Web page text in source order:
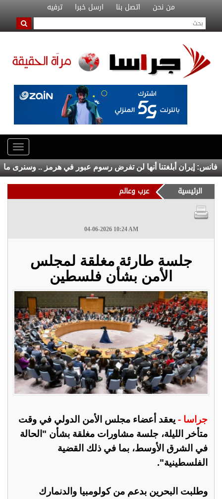
من نحن اتصل بنا ارسل خبرا ترفيه
إيران أبلغتنا أنها لن تفرض رسوم عبور في هرمز .. وسنرى ما
الرئيسية عرب وعالم
04-06-2026 10:24 AM
جلسة طارئة مغلقة لمجلس
الأمن بشأن فلسطين
جراسا - يعقد أعضاء مجلس الأمن الدولي في وقت
متأخر الليلة، جلسة مشاورات مغلقة بشأن "الحالة
في الشرق الأوسط، بما في ذلك القضية
الفلسطينية".
وطلبت البحرين بدعم من كولومبيا والدنمارك